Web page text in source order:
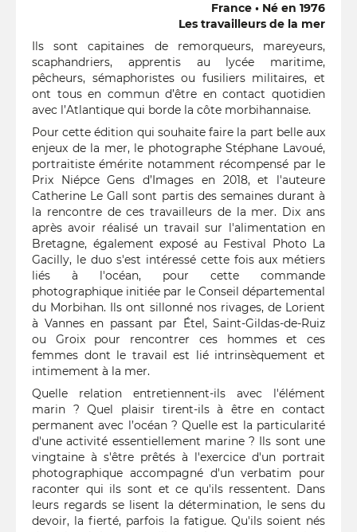
France • Né en 1976
Les travailleurs de la mer
Ils sont capitaines de remorqueurs, mareyeurs,
scaphandriers, apprentis au lycée maritime,
pêcheurs, sémaphoristes ou fusiliers militaires, et
ont tous en commun d’être en contact quotidien
avec l’Atlantique qui borde la côte morbihannaise.
Pour cette édition qui souhaite faire la part belle aux
enjeux de la mer, le photographe Stéphane Lavoué,
portraitiste émérite notamment récompensé par le
Prix Niépce Gens d’Images en 2018, et l'auteure
Catherine Le Gall sont partis des semaines durant à
la rencontre de ces travailleurs de la mer. Dix ans
après avoir réalisé un travail sur l'alimentation en
Bretagne, également exposé au Festival Photo La
Gacilly, le duo s'est intéressé cette fois aux métiers
liés à l'océan, pour cette commande
photographique initiée par le Conseil départemental
du Morbihan. Ils ont sillonné nos rivages, de Lorient
à Vannes en passant par Étel, Saint-Gildas-de-Ruiz
ou Groix pour rencontrer ces hommes et ces
femmes dont le travail est lié intrinsèquement et
intimement à la mer.
Quelle relation entretiennent-ils avec l'élément
marin ? Quel plaisir tirent-ils à être en contact
permanent avec l’océan ? Quelle est la particularité
d'une activité essentiellement marine ? Ils sont une
vingtaine à s'être prêtés à l'exercice d'un portrait
photographique accompagné d'un verbatim pour
raconter qui ils sont et ce qu'ils ressentent. Dans
leurs regards se lisent la détermination, le sens du
devoir, la fierté, parfois la fatigue. Qu'ils soient nés